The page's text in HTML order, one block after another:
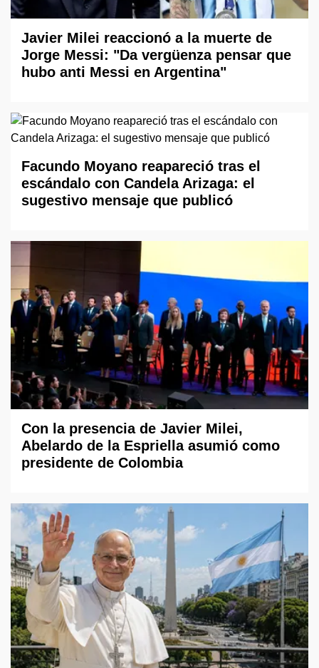
Javier Milei reaccionó a la muerte de
Jorge Messi: "Da vergüenza pensar que
hubo anti Messi en Argentina"
Facundo Moyano reapareció tras el
escándalo con Candela Arizaga: el
sugestivo mensaje que publicó
Con la presencia de Javier Milei,
Abelardo de la Espriella asumió como
presidente de Colombia